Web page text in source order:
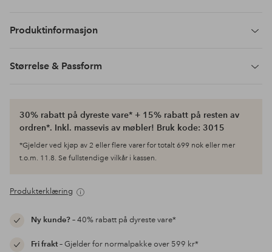
Produktinformasjon
Størrelse & Passform
30% rabatt på dyreste vare* + 15% rabatt på resten av
ordren*. Inkl. massevis av møbler! Bruk kode: 3015
*Gjelder ved kjøp av 2 eller flere varer for totalt 699 nok eller mer
t.o.m. 11.8. Se fullstendige vilkår i kassen.
Produkterklæring
Ny kunde?– 40% rabatt på dyreste vare*
Fri frakt– Gjelder for normalpakke over 599 kr*